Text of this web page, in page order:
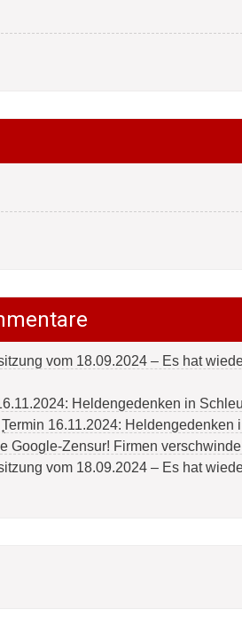
vom 18.09.2024 – Es hat
Heldengedenken in
Termin 16.11.2024: Heldengedenken
Google-Zensur! Firmen
vom 18.09.2024 – Es hat